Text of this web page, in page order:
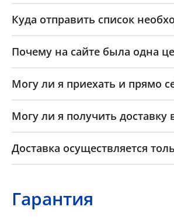
Куда отправить список
Почему на сайте была одна
Могу ли я приехать и прямо
Могу ли я получить доставку
Доставка осуществляется
Гарантия